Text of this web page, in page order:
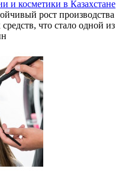
и косметики в Казахстане
рост производства
что стало одной из